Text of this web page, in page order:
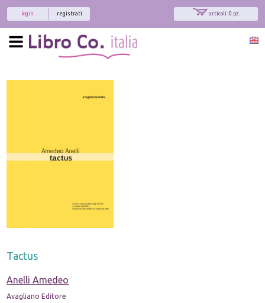
articoli: 0 pz.
registrati
login
Tactus
Anelli Amedeo
Avagliano Editore